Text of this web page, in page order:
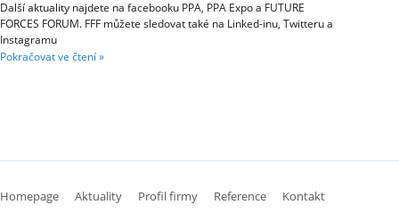
Další aktuality najdete na facebooku PPA, PPA Expo a FUTURE
FORCES FORUM. FFF můžete sledovat také na Linked-inu, Twitteru a
Instagramu
Pokračovat ve čtení »
Homepage Aktuality Profil firmy Reference Kontakt